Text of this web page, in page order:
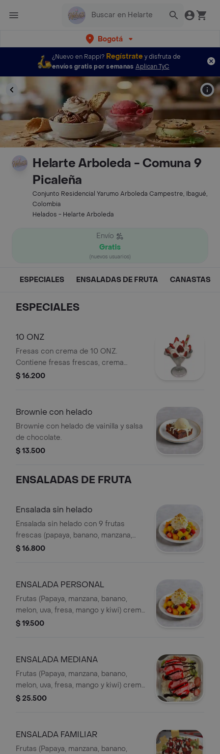
Bogotá
¿Nuevo en Rappi? Regístratey disfruta de
envíos gratis por semanas Aplican TyC
Helarte Arboleda - Comuna 9
Picaleña
Conjunto Residencial Yarumo Arboleda Campestre, Ibagué,
Colombia
Helados - Helarte Arboleda
Envío
Gratis
(nuevos usuarios)
ESPECIALES ENSALADAS DE FRUTA CANASTAS
ESPECIALES
10 ONZ
Fresas con crema de 10 ONZ.
Contiene fresas frescas, crema
chantilly, salsa de fresa y barquillo.
$ 16.200
Brownie con helado
Brownie con helado de vainilla y salsa
de chocolate.
$ 13.500
ENSALADAS DE FRUTA
Ensalada sin helado
Ensalada sin helado con 9 frutas
frescas (papaya, banano, manzana,
melón, uva, fresa, mango y kiwi),
$ 16.800
ENSALADA PERSONAL
Frutas (Papaya, manzana, banano,
melon, uva, fresa, mango y kiwi) crema
de leche y queso. con o sin helado
$ 19.500
ENSALADA MEDIANA
Frutas (Papaya, manzana, banano,
melon, uva, fresa, mango y kiwi) crema
de leche, y queso. 1 bola de helado
$ 25.500
ENSALADA FAMILIAR
Frutas (Papaya, manzana, banano,